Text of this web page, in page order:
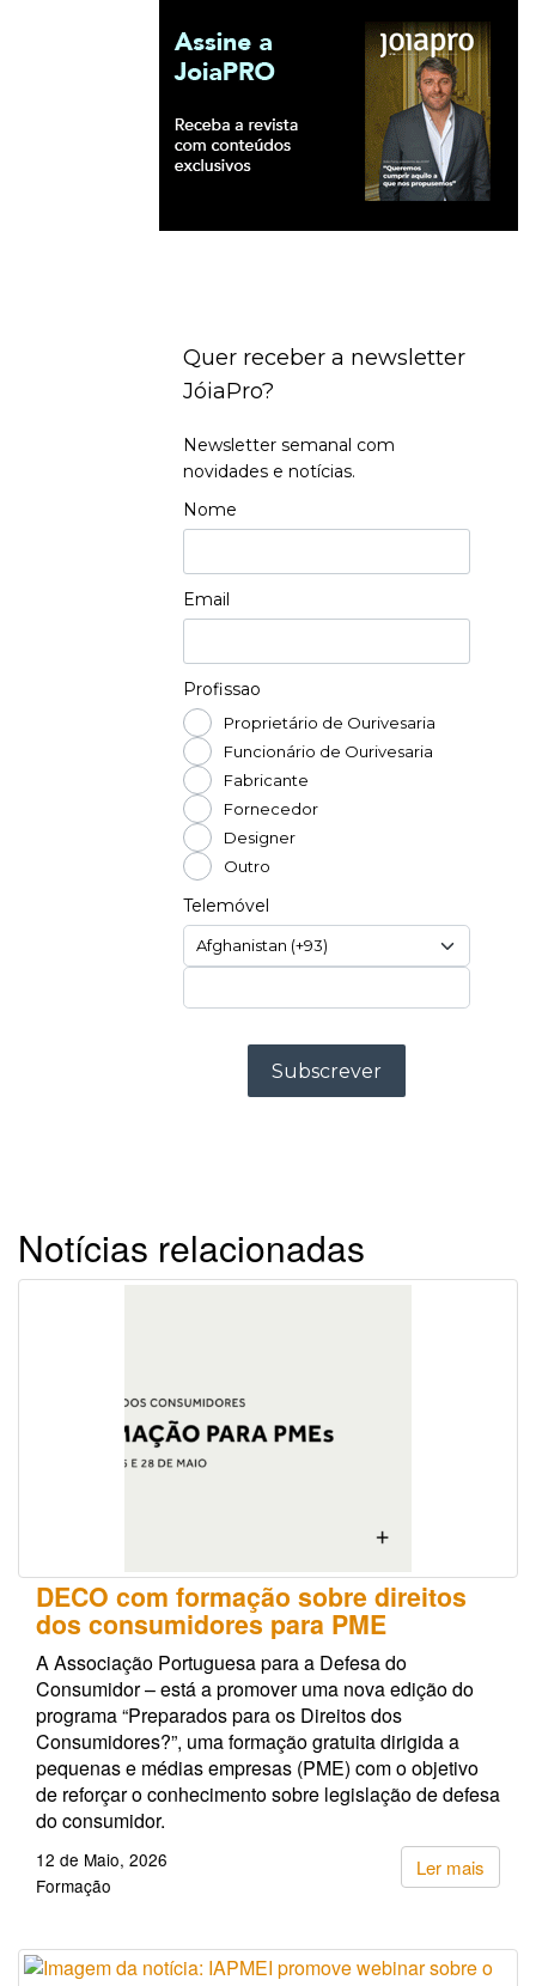
Notícias relacionadas
DECO com formação sobre direitos
dos consumidores para PME
A Associação Portuguesa para a Defesa do
Consumidor – está a promover uma nova edição do
programa “Preparados para os Direitos dos
Consumidores?”, uma formação gratuita dirigida a
pequenas e médias empresas (PME) com o objetivo
de reforçar o conhecimento sobre legislação de defesa
do consumidor.
Ler mais
12 de Maio, 2026
Formação